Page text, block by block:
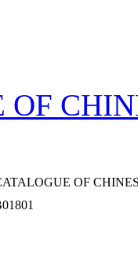
OF
OF